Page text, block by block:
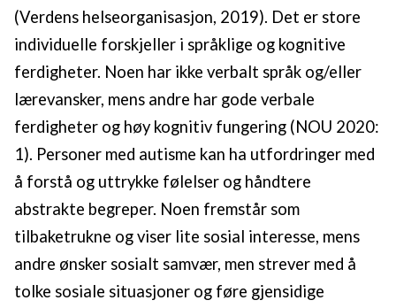
(Verdens helseorganisasjon, 2019). Det er store
individuelle forskjeller i språklige og kognitive
ferdigheter. Noen har ikke verbalt språk og/eller
lærevansker, mens andre har gode verbale
ferdigheter og høy kognitiv fungering (NOU 2020:
1). Personer med autisme kan ha utfordringer med
å forstå og uttrykke følelser og håndtere
abstrakte begreper. Noen fremstår som
tilbaketrukne og viser lite sosial interesse, mens
andre ønsker sosialt samvær, men strever med å
tolke sosiale situasjoner og føre gjensidige